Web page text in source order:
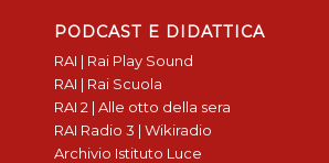
PODCAST E DIDATTICA
RAI | Rai Play Sound
RAI | Rai Scuola
RAI 2 | Alle otto della sera
RAI Radio 3 | Wikiradio
Archivio Istituto Luce